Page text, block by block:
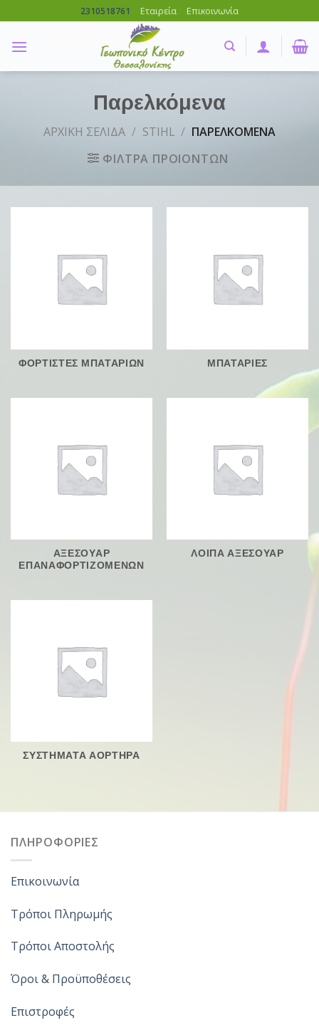
to
content
2310518761 Εταιρεία Επικοινωνία
Παρελκόμενα
ΑΡΧΙΚΗ ΣΕΛΙΔΑ / STIHL / ΠΑΡΕΛΚΟΜΕΝΑ
ΦΙΛΤΡΑ ΠΡΟΙΟΝΤΩΝ
ΦΟΡΤΙΣΤΕΣ ΜΠΑΤΑΡΙΩΝ ΜΠΑΤΑΡΙΕΣ
ΑΞΕΣΟΥΑΡ
ΕΠΑΝΑΦΟΡΤΙΖΟΜΕΝΩΝ
ΛΟΙΠΑ ΑΞΕΣΟΥΑΡ
ΣΥΣΤΗΜΑΤΑ ΑΟΡΤΗΡΑ
ΠΛΗΡΟΦΟΡΙΕΣ
Επικοινωνία
Τρόποι Πληρωμής
Τρόποι Αποστολής
Όροι & Προϋποθέσεις
Επιστροφές